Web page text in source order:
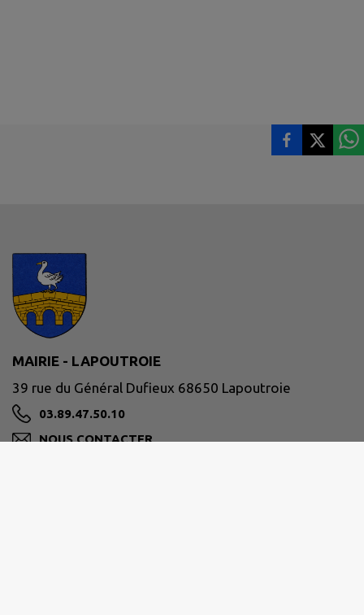
MAIRIE - LAPOUTROIE
39 rue du Général Dufieux 68650 Lapoutroie
03.89.47.50.10
NOUS CONTACTER